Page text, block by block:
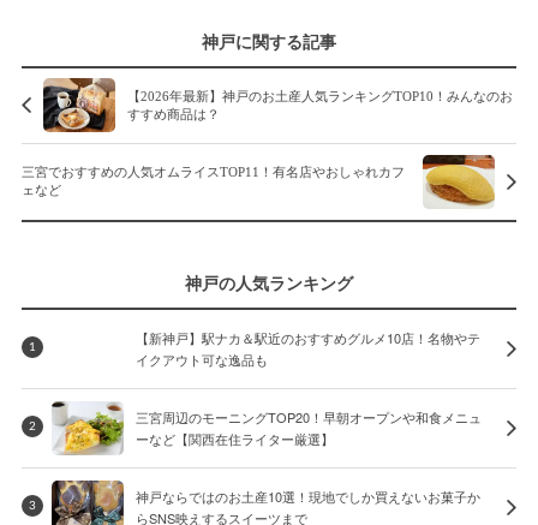
神戸に関する記事
【2026年最新】神戸のお土産人気ランキングTOP10！みんなのお
すすめ商品は？
三宮でおすすめの人気オムライスTOP11！有名店やおしゃれカフ
ェなど
神戸の人気ランキング
1
【新神戸】駅ナカ＆駅近のおすすめグルメ10店！名物やテ
イクアウト可な逸品も
2
三宮周辺のモーニングTOP20！早朝オープンや和食メニュ
ーなど【関西在住ライター厳選】
3
神戸ならではのお土産10選！現地でしか買えないお菓子か
らSNS映えするスイーツまで